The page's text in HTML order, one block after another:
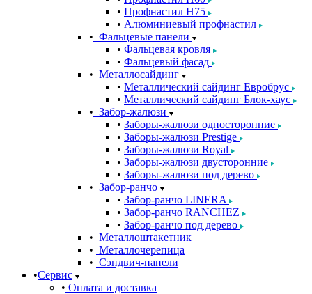
Профнастил Н75
Алюминиевый профнастил
Фальцевые панели
Фальцевая кровля
Фальцевый фасад
Металлосайдинг
Металлический сайдинг Евробрус
Металлический сайдинг Блок-хаус
Забор-жалюзи
Заборы-жалюзи односторонние
Заборы-жалюзи Prestige
Заборы-жалюзи Royal
Заборы-жалюзи двусторонние
Заборы-жалюзи под дерево
Забор-ранчо
Забор-ранчо LINERA
Забор-ранчо RANCHEZ
Забор-ранчо под дерево
Металлоштакетник
Металлочерепица
Сэндвич-панели
Сервис
Оплата и доставка